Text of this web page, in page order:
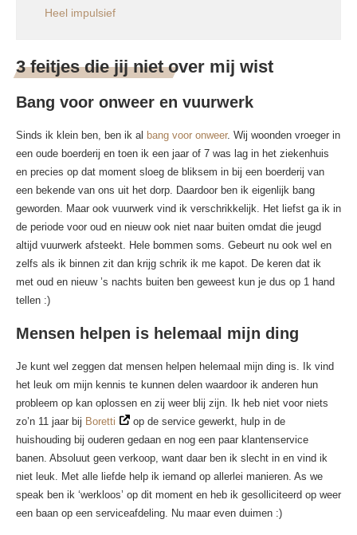
Heel impulsief
3 feitjes die jij niet over mij wist
Bang voor onweer en vuurwerk
Sinds ik klein ben, ben ik al bang voor onweer. Wij woonden vroeger in
een oude boerderij en toen ik een jaar of 7 was lag in het ziekenhuis
en precies op dat moment sloeg de bliksem in bij een boerderij van
een bekende van ons uit het dorp. Daardoor ben ik eigenlijk bang
geworden. Maar ook vuurwerk vind ik verschrikkelijk. Het liefst ga ik in
de periode voor oud en nieuw ook niet naar buiten omdat die jeugd
altijd vuurwerk afsteekt. Hele bommen soms. Gebeurt nu ook wel en
zelfs als ik binnen zit dan krijg schrik ik me kapot. De keren dat ik
met oud en nieuw ’s nachts buiten ben geweest kun je dus op 1 hand
tellen :)
Mensen helpen is helemaal mijn ding
Je kunt wel zeggen dat mensen helpen helemaal mijn ding is. Ik vind
het leuk om mijn kennis te kunnen delen waardoor ik anderen hun
probleem op kan oplossen en zij weer blij zijn. Ik heb niet voor niets
zo’n 11 jaar bij Boretti
op de service gewerkt, hulp in de
huishouding bij ouderen gedaan en nog een paar klantenservice
banen. Absoluut geen verkoop, want daar ben ik slecht in en vind ik
niet leuk. Met alle liefde help ik iemand op allerlei manieren. As we
speak ben ik ‘werkloos’ op dit moment en heb ik gesolliciteerd op weer
een baan op een serviceafdeling. Nu maar even duimen :)